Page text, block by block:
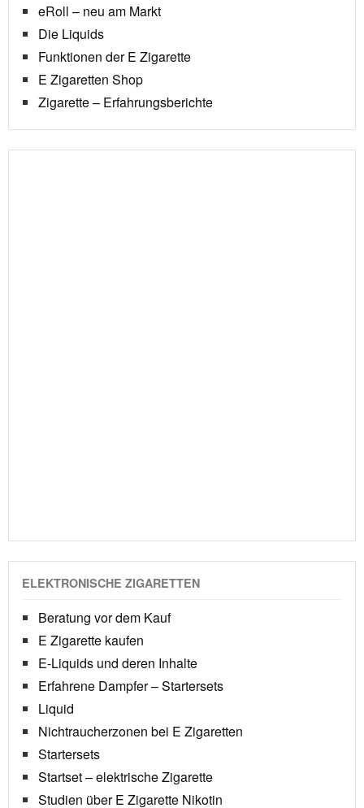
eRoll – neu am Markt
Die Liquids
Funktionen der E Zigarette
E Zigaretten Shop
Zigarette – Erfahrungsberichte
ELEKTRONISCHE ZIGARETTEN
Beratung vor dem Kauf
E Zigarette kaufen
E-Liquids und deren Inhalte
Erfahrene Dampfer – Startersets
Liquid
Nichtraucherzonen bei E Zigaretten
Startersets
Startset – elektrische Zigarette
Studien über E Zigarette Nikotin